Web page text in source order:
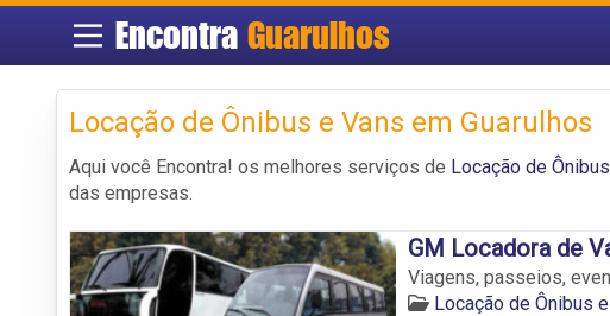
EncontraGuarulhos
Locação de Ônibus e Vans em Guarulhos
Aqui você Encontra! os melhores serviços de Locação de
das empresas.
GM Locadora de
Viagens, passeios,
Locação de Ônibus